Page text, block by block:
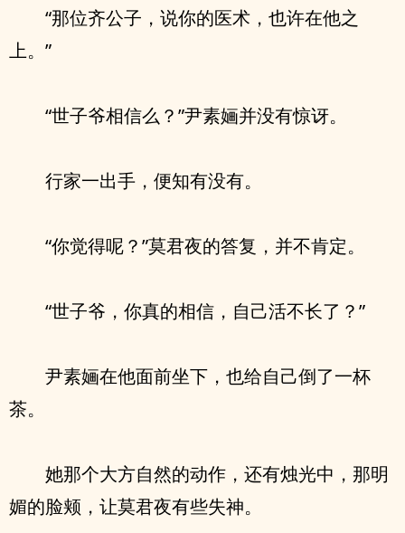
“那位齐公子，说你的医术，也许在他之
上。”
“世子爷相信么？”尹素婳并没有惊讶。
行家一出手，便知有没有。
“你觉得呢？”莫君夜的答复，并不肯定。
“世子爷，你真的相信，自己活不长了？”
尹素婳在他面前坐下，也给自己倒了一杯
茶。
她那个大方自然的动作，还有烛光中，那明
媚的脸颊，让莫君夜有些失神。